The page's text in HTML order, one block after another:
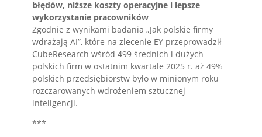
błędów, niższe koszty operacyjne i lepsze
wykorzystanie pracowników
Zgodnie z wynikami badania „Jak polskie firmy
wdrażają AI”, które na zlecenie EY przeprowadził
CubeResearch wśród 499 średnich i dużych
polskich firm w ostatnim kwartale 2025 r. aż 49%
polskich przedsiębiorstw było w minionym roku
rozczarowanych wdrożeniem sztucznej
inteligencji.
***